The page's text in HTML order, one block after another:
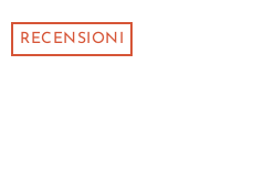
RECENSIONI